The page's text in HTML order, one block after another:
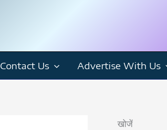
Contact Us Advertise With Us
खोजें